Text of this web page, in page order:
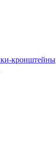
кронштейны